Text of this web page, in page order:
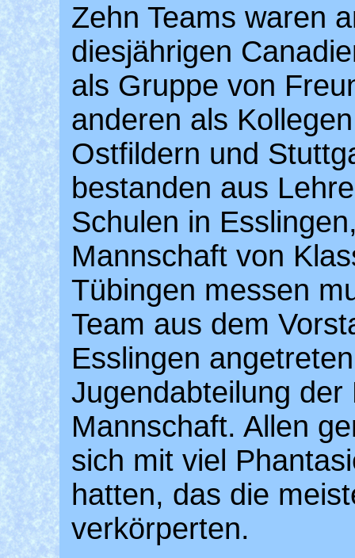
Zehn Teams waren
diesjährigen
als Gruppe von
anderen als
Ostfildern und
bestanden aus
Schulen in
Mannschaft von
Tübingen messen
Team aus dem
Esslingen
Jugendabteilung
Mannschaft. Allen
sich mit viel
hatten, das die
verkörperten.